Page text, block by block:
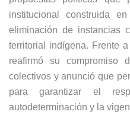
institucional construida
eliminación de instancias
territorial indígena. Frente
reafirmó su compromiso
colectivos y anunció que
para garantizar el
autodeterminación y la